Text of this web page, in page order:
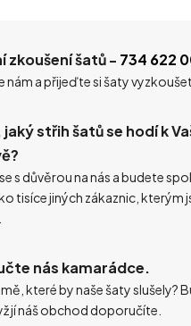
zkoušení šatů - 734 622
nám a přijeďte si šaty
střih šatů se hodí k
s důvěrou na nás a budete
tisíce jiných zákaznic, kterým
nás kamarádce.
které by naše šaty slušely?
jí náš obchod doporučíte.